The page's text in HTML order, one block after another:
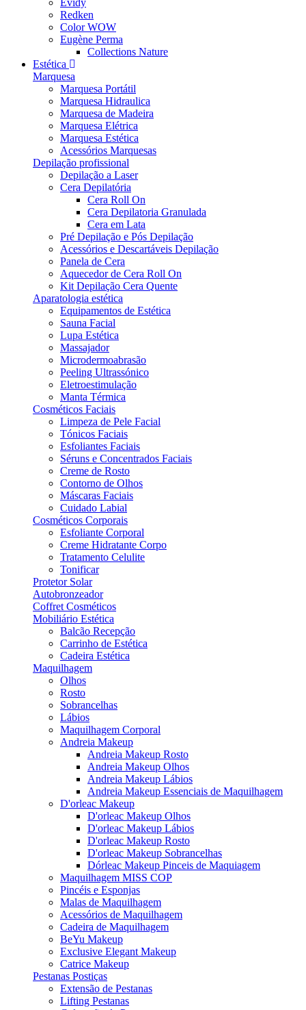
Evidy
Redken
Color WOW
Eugène Perma
Collections Nature
Estética
Marquesa
Marquesa Portátil
Marquesa Hidraulica
Marquesa de Madeira
Marquesa Elétrica
Marquesa Estética
Acessórios Marquesas
Depilação profissional
Depilação a Laser
Cera Depilatória
Cera Roll On
Cera Depilatoria Granulada
Cera em Lata
Pré Depilação e Pós Depilação
Acessórios e Descartáveis Depilação
Panela de Cera
Aquecedor de Cera Roll On
Kit Depilação Cera Quente
Aparatologia estética
Equipamentos de Estética
Sauna Facial
Lupa Estética
Massajador
Microdermoabrasão
Peeling Ultrassónico
Eletroestimulação
Manta Térmica
Cosméticos Faciais
Limpeza de Pele Facial
Tónicos Faciais
Esfoliantes Faciais
Séruns e Concentrados Faciais
Creme de Rosto
Contorno de Olhos
Máscaras Faciais
Cuidado Labial
Cosméticos Corporais
Esfoliante Corporal
Creme Hidratante Corpo
Tratamento Celulite
Tonificar
Protetor Solar
Autobronzeador
Coffret Cosméticos
Mobiliário Estética
Balcão Recepção
Carrinho de Estética
Cadeira Estética
Maquilhagem
Olhos
Rosto
Sobrancelhas
Lábios
Maquilhagem Corporal
Andreia Makeup
Andreia Makeup Rosto
Andreia Makeup Olhos
Andreia Makeup Lábios
Andreia Makeup Essenciais de Maquilhagem
D'orleac Makeup
D'orleac Makeup Olhos
D'orleac Makeup Lábios
D'orleac Makeup Rosto
D'orleac Makeup Sobrancelhas
Dórleac Makeup Pinceis de Maquiagem
Maquilhagem MISS COP
Pincéis e Esponjas
Malas de Maquilhagem
Acessórios de Maquilhagem
Cadeira de Maquilhagem
BeYu Makeup
Exclusive Elegant Makeup
Catrice Makeup
Pestanas Postiças
Extensão de Pestanas
Lifting Pestanas